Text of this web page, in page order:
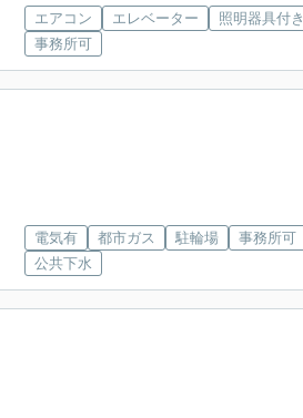
エアコン エレベーター
照明器具付き
事務所可
電気有 都市ガス 駐輪場
事務所可
公共下水